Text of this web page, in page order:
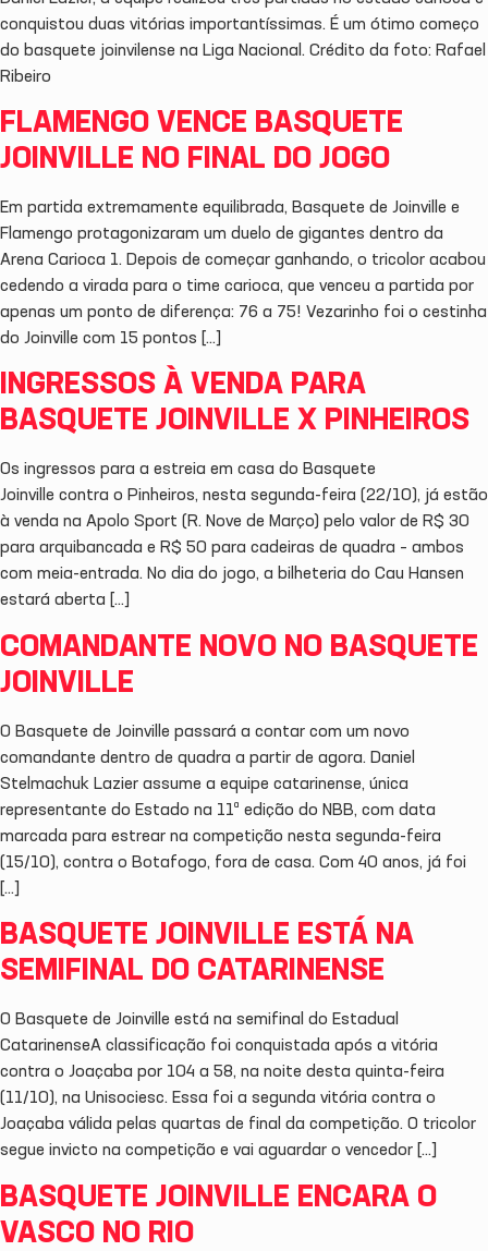
conquistou duas vitórias importantíssimas. É um ótimo começo
do basquete joinvilense na Liga Nacional. Crédito da foto: Rafael
Ribeiro
FLAMENGO VENCE BASQUETE
JOINVILLE NO FINAL DO JOGO
Em partida extremamente equilibrada, Basquete de Joinville e
Flamengo protagonizaram um duelo de gigantes dentro da
Arena Carioca 1. Depois de começar ganhando, o tricolor acabou
cedendo a virada para o time carioca, que venceu a partida por
apenas um ponto de diferença: 76 a 75! Vezarinho foi o cestinha
do Joinville com 15 pontos […]
INGRESSOS À VENDA PARA
BASQUETE JOINVILLE X PINHEIROS
Os ingressos para a estreia em casa do Basquete
Joinville contra o Pinheiros, nesta segunda-feira (22/10), já estão
à venda na Apolo Sport (R. Nove de Março) pelo valor de R$ 30
para arquibancada e R$ 50 para cadeiras de quadra – ambos
com meia-entrada. No dia do jogo, a bilheteria do Cau Hansen
estará aberta […]
COMANDANTE NOVO NO BASQUETE
JOINVILLE
O Basquete de Joinville passará a contar com um novo
comandante dentro de quadra a partir de agora. Daniel
Stelmachuk Lazier assume a equipe catarinense, única
representante do Estado na 11ª edição do NBB, com data
marcada para estrear na competição nesta segunda-feira
(15/10), contra o Botafogo, fora de casa. Com 40 anos, já foi
[…]
BASQUETE JOINVILLE ESTÁ NA
SEMIFINAL DO CATARINENSE
O Basquete de Joinville está na semifinal do Estadual
CatarinenseA classificação foi conquistada após a vitória
contra o Joaçaba por 104 a 58, na noite desta quinta-feira
(11/10), na Unisociesc. Essa foi a segunda vitória contra o
Joaçaba válida pelas quartas de final da competição. O tricolor
segue invicto na competição e vai aguardar o vencedor […]
BASQUETE JOINVILLE ENCARA O
VASCO NO RIO